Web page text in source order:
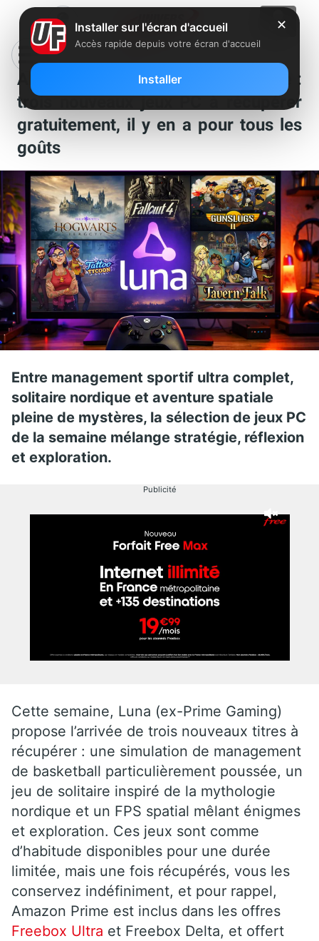
Abonnés Freebox et Amazon Prime :
trois nouveaux jeux PC à récupérer
gratuitement, il y en a pour tous les
goûts
Entre management sportif ultra complet,
solitaire nordique et aventure spatiale
pleine de mystères, la sélection de jeux PC
de la semaine mélange stratégie, réflexion
et exploration.
Publicité
Cette semaine, Luna (ex-Prime Gaming)
propose l’arrivée de trois nouveaux titres à
récupérer : une simulation de management
de basketball particulièrement poussée, un
jeu de solitaire inspiré de la mythologie
nordique et un FPS spatial mêlant énigmes
et exploration. Ces jeux sont comme
d’habitude disponibles pour une durée
limitée, mais une fois récupérés, vous les
conservez indéfiniment, et pour rappel,
Amazon Prime est inclus dans les offres
Freebox Ultra et Freebox Delta, et offert
✕
Installer sur l'écran d'accueil
Accès rapide depuis votre écran d'accueil
Installer